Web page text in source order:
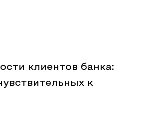
клиентов банка:
к